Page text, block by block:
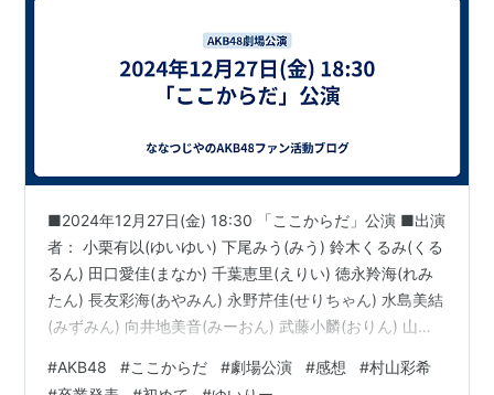
■2024年12月27日(金) 18:30 「ここからだ」公演 ■出演
者： 小栗有以(ゆいゆい) 下尾みう(みう) 鈴木くるみ(くる
るん) 田口愛佳(まなか) 千葉恵里(えりい) 徳永羚海(れみ
たん) 長友彩海(あやみん) 永野芹佳(せりちゃん) 水島美結
(みずみん) 向井地美音(みーおん) 武藤小麟(おりん) 山内
由奈(ゆなちゃん) 伊藤百花(いともも) 岩立沙穂(さっほー)
#AKB48 #ここからだ #劇場公演 #感想 #村山彩希